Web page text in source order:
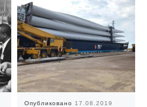
Опубликовано 17.08.2019